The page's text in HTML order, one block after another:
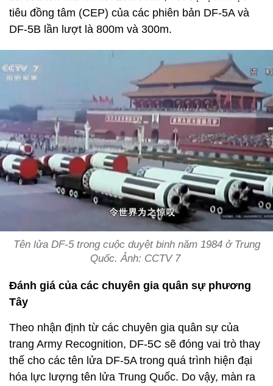
tiêu đồng tâm (CEP) của các phiên bản DF-5A và
DF-5B lần lượt là 800m và 300m.
Tên lửa DF-5 trong cuộc duyệt binh năm 1984 ở Trung
Quốc. Ảnh: CCTV 7
Đánh giá của các chuyên gia quân sự phương
Tây
Theo nhận định từ các chuyên gia quân sự của
trang Army Recognition, DF-5C sẽ đóng vai trò thay
thế cho các tên lửa DF-5A trong quá trình hiện đại
hóa lực lượng tên lửa Trung Quốc. Do vậy, màn ra